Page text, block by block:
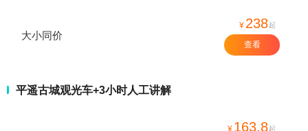
大小同价
¥ 238起
查看
平遥古城观光车+3小时人工讲解
¥ 163.8起